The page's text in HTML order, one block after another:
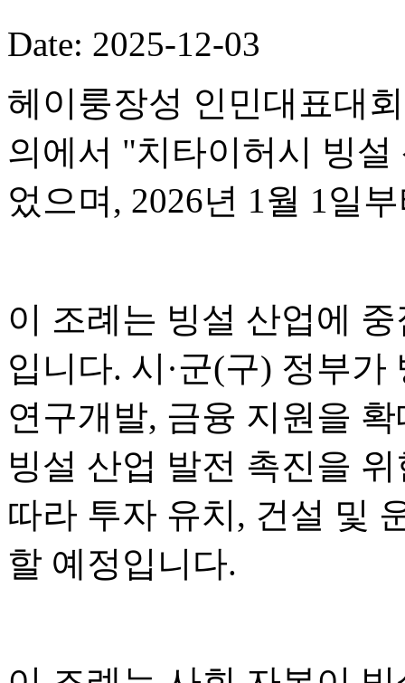
Date: 2025-12-03
헤이룽장성 인민대표대
의에서 "치타이허시 빙
었으며, 2026년 1월 1일
이 조례는 빙설 산업에
입니다. 시·군(구) 정부
연구개발, 금융 지원을
빙설 산업 발전 촉진을
따라 투자 유치, 건설 및
할 예정입니다.